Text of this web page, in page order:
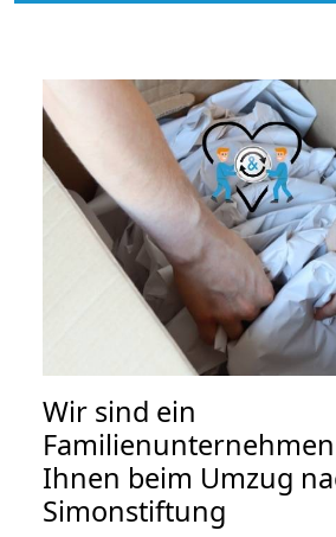
Wir sind ein
Ihnen beim Umzug
Simonstiftung